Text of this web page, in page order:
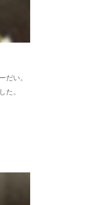
だい。
た。